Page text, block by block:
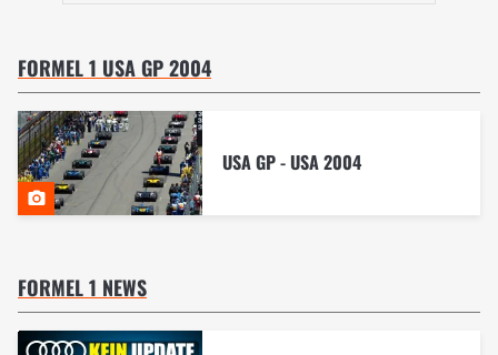
FORMEL 1 USA GP 2004
USA GP - USA 2004
FORMEL 1 NEWS